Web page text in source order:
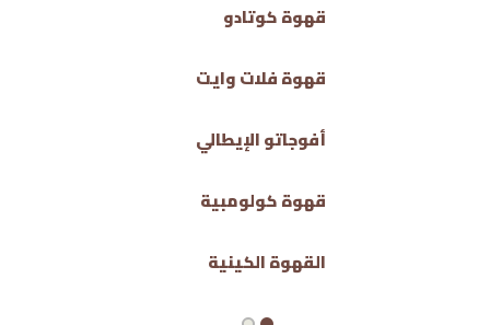
قهوة كوتادو
قهوة فلات وايت
أفوجاتو الإيطالي
قهوة كولومبية
القهوة الكينية